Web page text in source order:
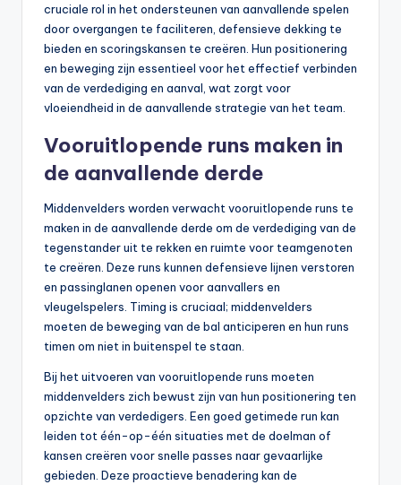
cruciale rol in het ondersteunen van aanvallende spelen
door overgangen te faciliteren, defensieve dekking te
bieden en scoringskansen te creëren. Hun positionering
en beweging zijn essentieel voor het effectief verbinden
van de verdediging en aanval, wat zorgt voor
vloeiendheid in de aanvallende strategie van het team.
Vooruitlopende runs maken in
de aanvallende derde
Middenvelders worden verwacht vooruitlopende runs te
maken in de aanvallende derde om de verdediging van de
tegenstander uit te rekken en ruimte voor teamgenoten
te creëren. Deze runs kunnen defensieve lijnen verstoren
en passinglanen openen voor aanvallers en
vleugelspelers. Timing is cruciaal; middenvelders
moeten de beweging van de bal anticiperen en hun runs
timen om niet in buitenspel te staan.
Bij het uitvoeren van vooruitlopende runs moeten
middenvelders zich bewust zijn van hun positionering ten
opzichte van verdedigers. Een goed getimede run kan
leiden tot één-op-één situaties met de doelman of
kansen creëren voor snelle passes naar gevaarlijke
gebieden. Deze proactieve benadering kan de